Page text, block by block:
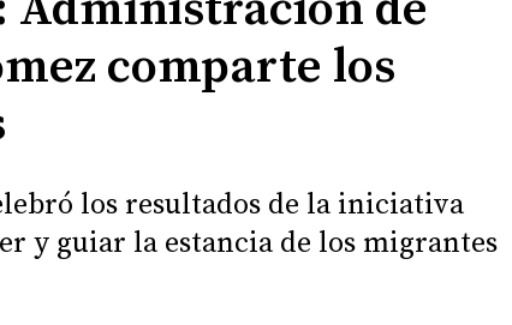
comparte los
los resultados de la iniciativa
y guiar la estancia de los migrantes